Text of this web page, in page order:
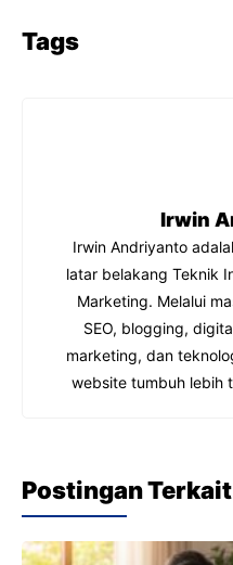
c
e
Tags
Irwin
Irwin Andriyanto
latar belakang Teknik
Marketing. Melalui
SEO, blogging,
marketing, dan
website tumbuh lebih
Postingan Terkait